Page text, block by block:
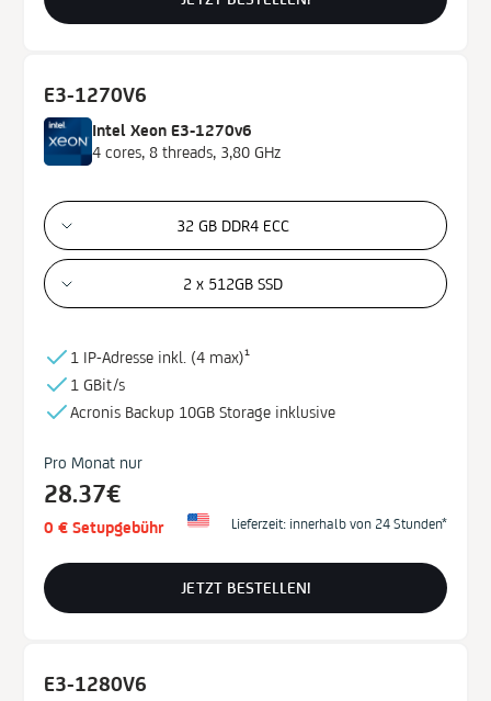
E3-1270V6
Intel Xeon E3-1270v6
4 cores, 8 threads, 3,80 GHz
32 GB DDR4 ECC
2 x 512GB SSD
1 IP-Adresse inkl. (4 max)¹
1 GBit/s
Acronis Backup 10GB Storage inklusive
Pro Monat nur
28.37€
0 € Setupgebühr Lieferzeit: innerhalb von 24 Stunden*
JETZT BESTELLEN!
E3-1280V6